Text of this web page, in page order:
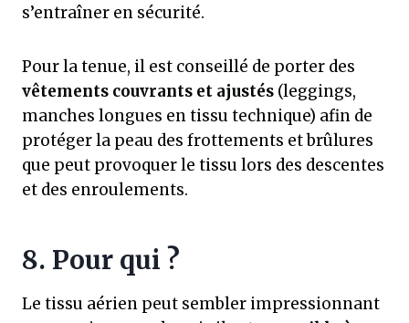
s’entraîner en sécurité.
Pour la tenue, il est conseillé de porter des
vêtements couvrants et ajustés (leggings,
manches longues en tissu technique) afin de
protéger la peau des frottements et brûlures
que peut provoquer le tissu lors des descentes
et des enroulements.
8. Pour qui ?
Le tissu aérien peut sembler impressionnant